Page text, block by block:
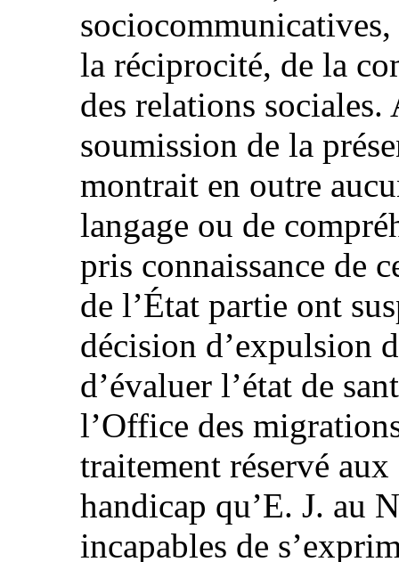
la réciprocité, de la
des relations
soumission de la
montrait en outre
langage ou de
pris connaissance de
de l’État partie ont
décision d’expulsion
d’évaluer l’état de
l’Office des
traitement réservé
handicap qu’E. J. au
incapables de